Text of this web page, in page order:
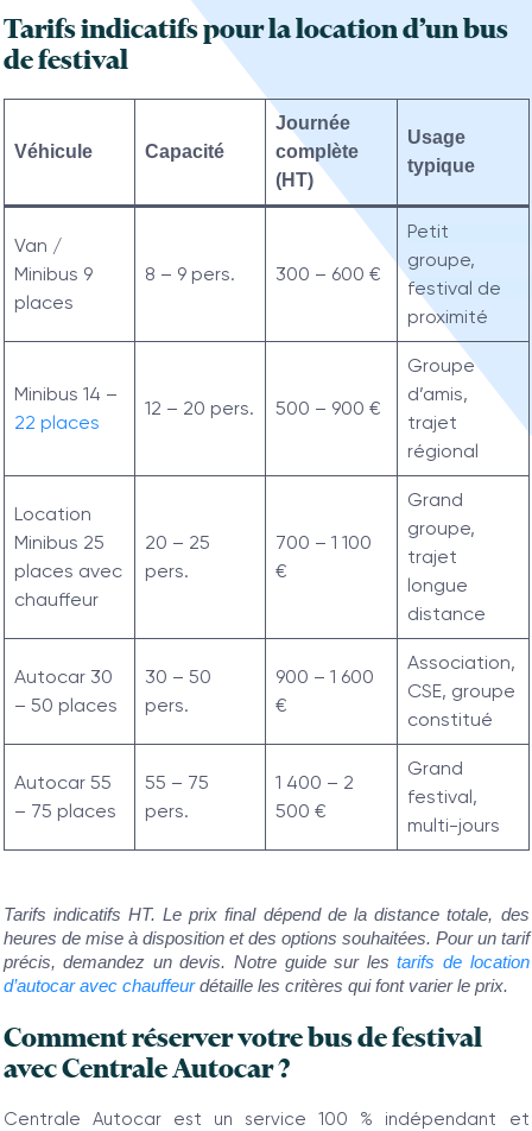
Tarifs indicatifs pour la location d’un bus
de festival
Véhicule Capacité
Journée
complète
(HT)
Usage
typique
Van /
Minibus 9
places
8 – 9 pers. 300 – 600 €
Petit
groupe,
festival de
proximité
Minibus 14 –
22 places
12 – 20 pers. 500 – 900 €
Groupe
d’amis,
trajet
régional
Location
Minibus 25
places avec
chauffeur
20 – 25
pers.
700 – 1 100
€
Grand
groupe,
trajet
longue
distance
Autocar 30
– 50 places
30 – 50
pers.
900 – 1 600
€
Association,
CSE, groupe
constitué
Autocar 55
– 75 places
55 – 75
pers.
1 400 – 2
500 €
Grand
festival,
multi-jours
Tarifs indicatifs HT. Le prix final dépend de la distance totale, des
heures de mise à disposition et des options souhaitées. Pour un tarif
précis, demandez un devis. Notre guide sur lestarifs de location
d’autocar avec chauffeurdétaille les critères qui font varier le prix.
Comment réserver votre bus de festival
avec Centrale Autocar ?
Centrale Autocar est un service 100 % indépendant et